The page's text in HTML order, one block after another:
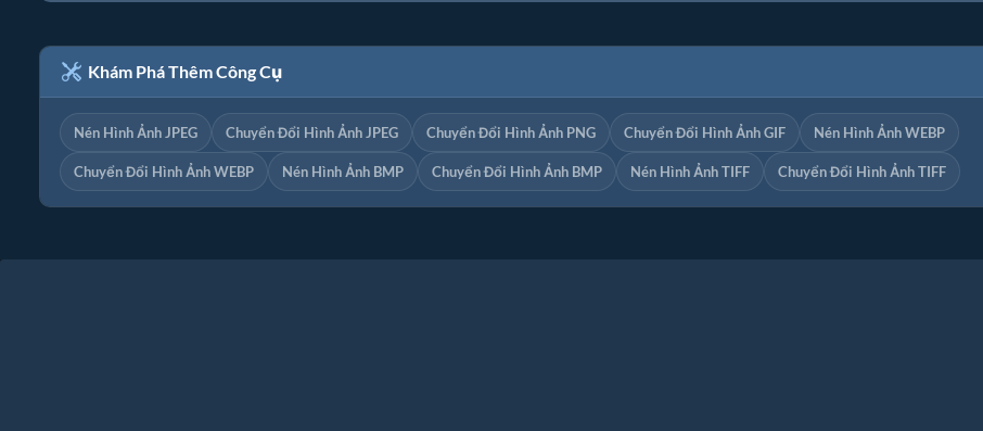
Khám Phá Thêm Công Cụ
Nén Hình Ảnh JPEG Chuyển Đổi Hình Ảnh JPEG Chuyển Đổi Hình Ảnh PNG Chuyển Đổi Hình Ảnh GIF Nén Hình Ảnh WEBP
Chuyển Đổi Hình Ảnh WEBP Nén Hình Ảnh BMP Chuyển Đổi Hình Ảnh BMP Nén Hình Ảnh TIFF Chuyển Đổi Hình Ảnh TIFF